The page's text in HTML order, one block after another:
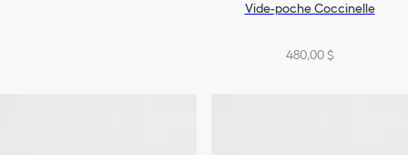
Vide-poche Coccinelle
480,00 $